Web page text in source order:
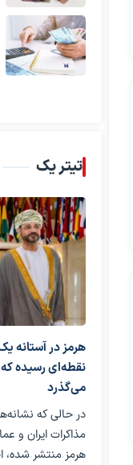
تیتر یک
هرمز در آستانه
نقطه‌ای رسیده که
می‌گذرد
در حالی که
مذاکرات ایران و
هرمز منتشر شده،